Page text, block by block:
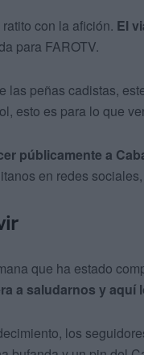
con la afición. El
para FAROTV.
las peñas cadistas,
esto es para lo que
públicamente a
en redes
que ha estado
a saludarnos y aquí
los